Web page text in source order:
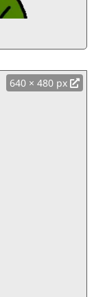
640 × 480 px